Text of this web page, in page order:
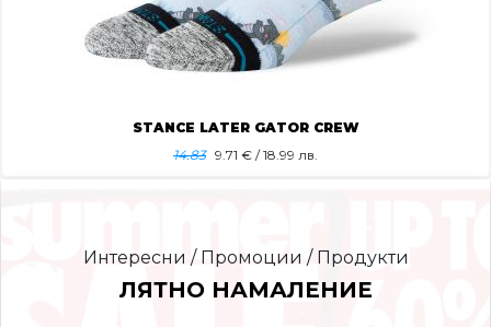
STANCE LATER GATOR CREW
14.83 9.71 € / 18.99 лв.
Интересни / Промоции / Продукти
ЛЯТНО НАМАЛЕНИЕ